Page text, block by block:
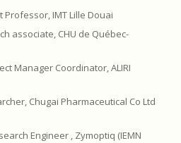
Professor, IMT Lille Douai
associate, CHU de Québec-
Manager Coordinator, ALIRI
Chugai Pharmaceutical Co Ltd
Engineer , Zymoptiq (IEMN